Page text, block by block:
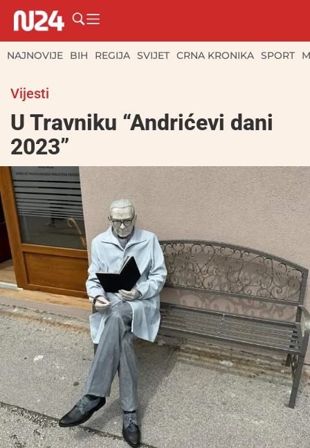
NAJNOVIJE BIH REGIJA SVIJET CRNA KRONIKA SPORT
Vijesti
U Travniku “Andrićevi dani
2023”